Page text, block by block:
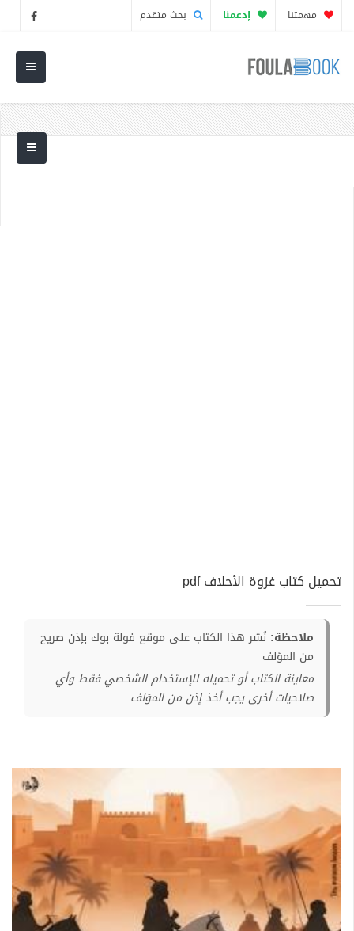
مهمتنا إدعمنا بحث متقدم
تحميل كتاب غزوة الأحلاف pdf
ملاحظة: نُشر هذا الكتاب على موقع فولة بوك بإذن صريح
من المؤلف
معاينة الكتاب أو تحميله للإستخدام الشخصي فقط وأي
صلاحيات أخرى يجب أخذ إذن من المؤلف